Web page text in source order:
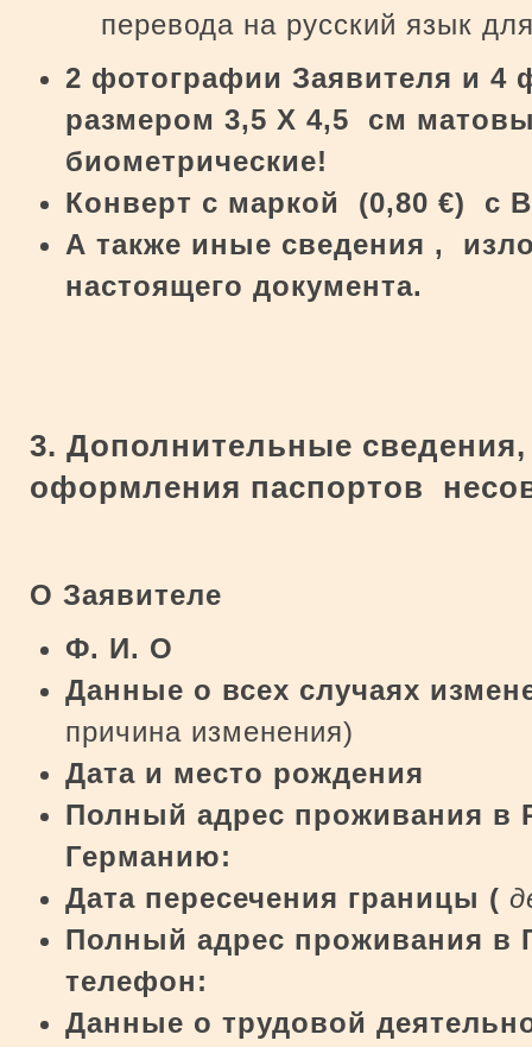
перевода на русский язык
2 фотографии Заявителя и
размером 3,5 Х 4,5 см
биометрические!
Конверт c маркой (0,80 €) с
А также иные сведения ,
настоящего документа.
3. Дополнительные
оформления паспортов
О Заявителе
Ф. И. О
Данные о всех случаях
причина изменения)
Дата и место рождения
Полный адрес проживания в
Германию:
Дата пересечения границы (
Полный адрес проживания в
телефон:
Данные о трудовой